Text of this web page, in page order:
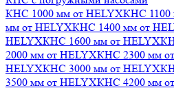
КНС 1000 мм от HELYXКНС 1100
мм от HELYXКНС 1400 мм от
HELYXКНС 1600 мм от HELYX
2000 мм от HELYXКНС 2300 мм
HELYXКНС 3000 мм от HELYX
3500 мм от HELYXКНС 4200 мм